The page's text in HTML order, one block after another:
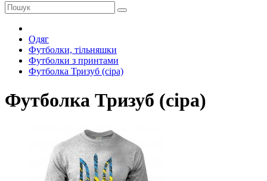
Одяг
Футболки, тільняшки
Футболки з принтами
Футболка Тризуб (сіра)
Футболка Тризуб (сіра)